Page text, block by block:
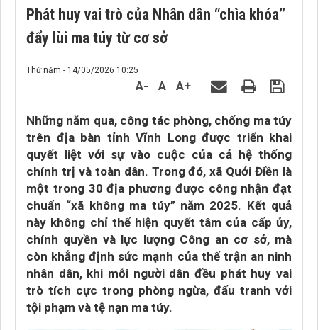
Phát huy vai trò của Nhân dân “chìa khóa”
đẩy lùi ma túy từ cơ sở
Thứ năm - 14/05/2026 10:25
A- A A+
Những năm qua, công tác phòng, chống ma túy
trên địa bàn tỉnh Vĩnh Long được triển khai
quyết liệt với sự vào cuộc của cả hệ thống
chính trị và toàn dân. Trong đó, xã Quới Điền là
một trong 30 địa phương được công nhận đạt
chuẩn “xã không ma túy” năm 2025. Kết quả
này không chỉ thể hiện quyết tâm của cấp ủy,
chính quyền và lực lượng Công an cơ sở, mà
còn khẳng định sức mạnh của thế trận an ninh
nhân dân, khi mỗi người dân đều phát huy vai
trò tích cực trong phòng ngừa, đấu tranh với
tội phạm và tệ nạn ma túy.